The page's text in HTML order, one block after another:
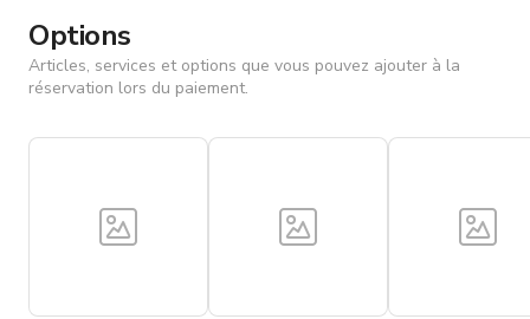
Options
Articles, services et options que vous pouvez ajouter à la
réservation lors du paiement.